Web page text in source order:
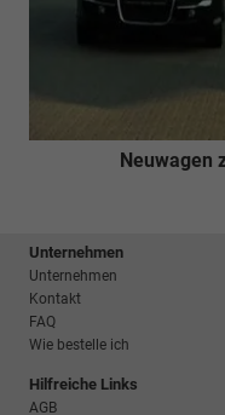
Neuwagen
Unternehmen
Unternehmen
Kontakt
FAQ
Wie bestelle ich
Hilfreiche Links
AGB